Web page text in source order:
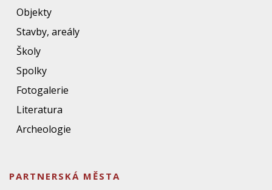
Objekty
Stavby, areály
Školy
Spolky
Fotogalerie
Literatura
Archeologie
PARTNERSKÁ MĚSTA